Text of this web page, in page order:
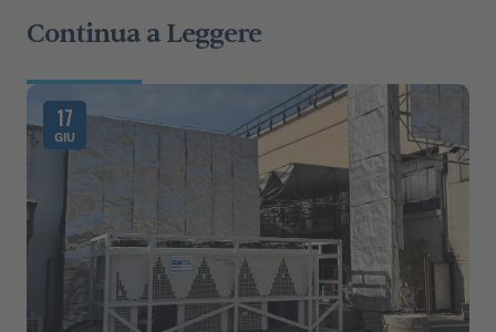
Continua a Leggere
17
GIU